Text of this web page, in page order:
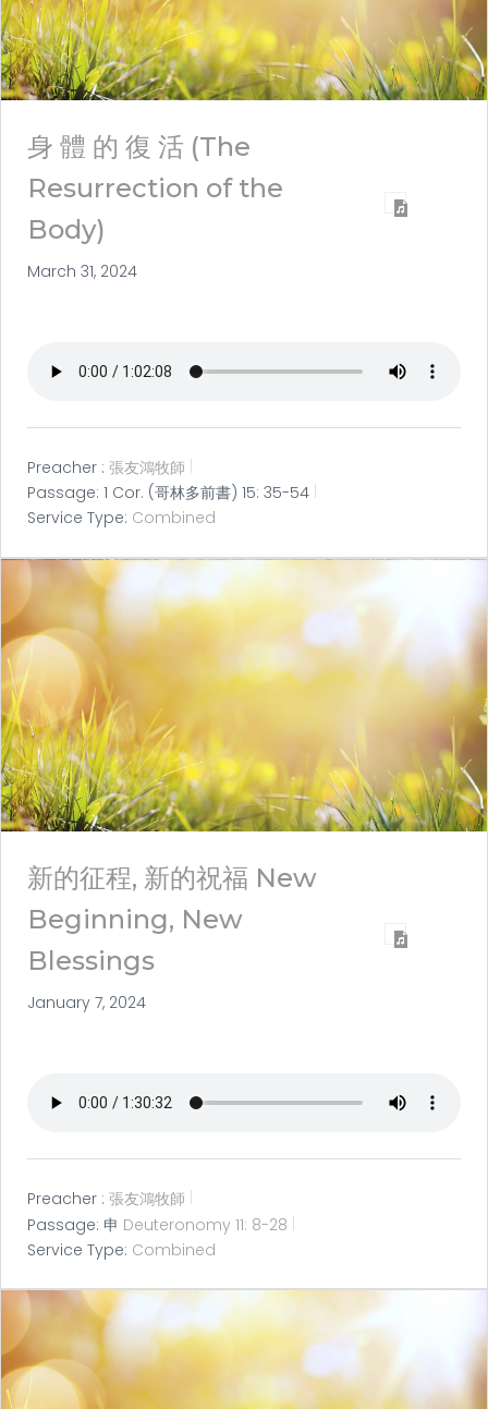
身 體 的 復 活 (The
Resurrection of the
Body)
March 31, 2024
Preacher : 張友鴻牧師
Passage: 1 Cor. (哥林多前書) 15: 35-54
Service Type: Combined
新的征程, 新的祝福 New
Beginning, New
Blessings
January 7, 2024
Preacher : 張友鴻牧師
Passage: 申 Deuteronomy 11: 8-28
Service Type: Combined